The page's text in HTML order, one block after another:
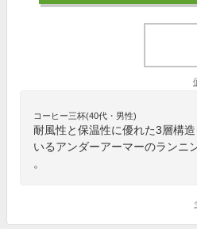
コーヒー三杯(40代・男性)
耐風性と保温性に優れた3層構
いるアンダーアーマーのランニ
。